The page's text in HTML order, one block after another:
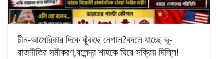
চীন-আমেরিকার দিকে ঝুঁকছে নেপাল?বদলে যাচ্ছে ভূ-
রাজনীতির সমীকরণ,বলেন্দ্র শাহকে ঘিরে সক্রিয় দিল্লি!